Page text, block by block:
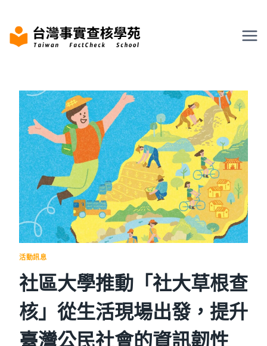
content
活動訊息
社區大學推動「社大草根查
核」從生活現場出發，提升
臺灣公民社會的資訊韌性